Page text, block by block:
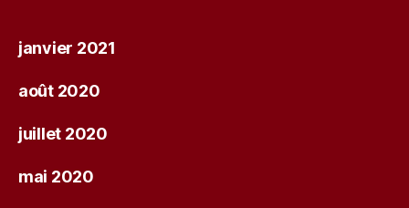
janvier 2021
août 2020
juillet 2020
mai 2020